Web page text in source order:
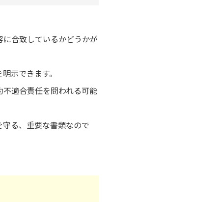
合致しているかどうかが
示できます。
適合責任を問われる可能
る、重要な書類なので